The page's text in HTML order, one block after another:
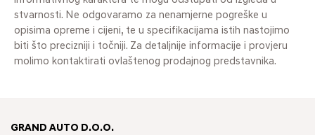
stvarnosti. Ne odgovaramo za nenamjerne pogreške u
opisima opreme i cijeni, te u specifikacijama istih nastojimo
biti što precizniji i točniji. Za detaljnije informacije i provjeru
molimo kontaktirati ovlaštenog prodajnog predstavnika.
GRAND AUTO D.O.O.